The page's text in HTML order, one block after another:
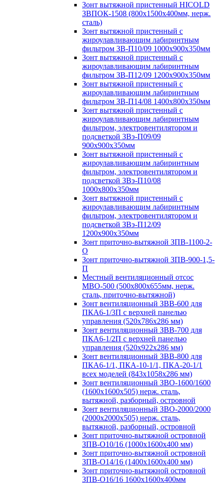
Зонт вытяжной пристенный HICOLD
ЗВПОК-1508 (800х1500х400мм, нерж.
сталь)
Зонт вытяжной пристенный с
жироулавливающим лабиринтным
фильтром ЗВ-П10/09 1000х900х350мм
Зонт вытяжной пристенный с
жироулавливающим лабиринтным
фильтром ЗВ-П12/09 1200х900х350мм
Зонт вытяжной пристенный с
жироулавливающим лабиринтным
фильтром ЗВ-П14/08 1400х800х350мм
Зонт вытяжной пристенный с
жироулавливающим лабиринтным
фильтром, электровентилятором и
подсветкой ЗВэ-П09/09
900х900х350мм
Зонт вытяжной пристенный с
жироулавливающим лабиринтным
фильтром, электровентилятором и
подсветкой ЗВэ-П10/08
1000х800х350мм
Зонт вытяжной пристенный с
жироулавливающим лабиринтным
фильтром, электровентилятором и
подсветкой ЗВэ-П12/09
1200х900х350мм
Зонт приточно-вытяжной ЗПВ-1100-2-
О
Зонт приточно-вытяжной ЗПВ-900-1,5-
П
Местный вентиляционный отсос
МВО-500 (500х800х655мм, нерж.
сталь, приточно-вытяжной)
Зонт вентиляционный ЗВВ-600 для
ПКА6-1/3П с верхней панелью
управления (520х786х286 мм)
Зонт вентиляционный ЗВВ-700 для
ПКА6-1/2П с верхней панелью
управления (520х922х286 мм)
Зонт вентиляционный ЗВВ-800 для
ПКА6-1/1, ПКА-10-1/1, ПКА-20-1/1
всех моделей (843х1058х286 мм)
Зонт вентиляционный ЗВО-1600/1600
(1600х1600х505) нерж. сталь,
вытяжной, разборный, островной
Зонт вентиляционный ЗВО-2000/2000
(2000х2000х505) нерж. сталь,
вытяжной, разборный, островной
Зонт приточно-вытяжной островной
ЗПВ-О10/16 (1000х1600х400 мм)
Зонт приточно-вытяжной островной
ЗПВ-О14/16 (1400х1600х400 мм)
Зонт приточно-вытяжной островной
ЗПВ-О16/16 1600х1600х400мм